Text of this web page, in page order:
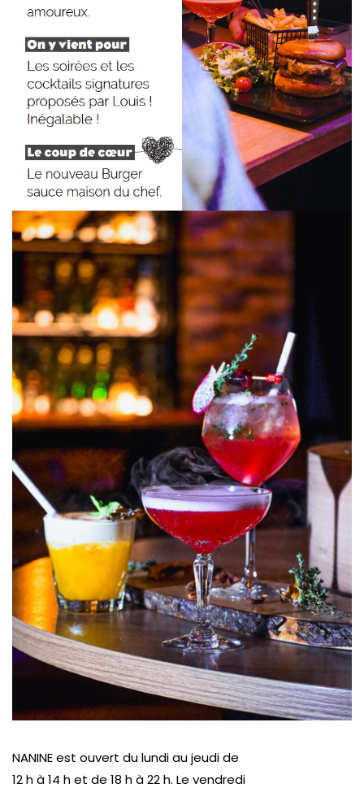
NANINE est ouvert du lundi au jeudi de
12 h à 14 h et de 18 h à 22 h. Le vendredi